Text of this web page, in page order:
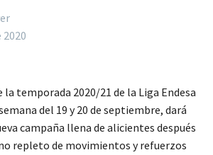
temporada 2020/21 de la Liga Endesa
del 19 y 20 de septiembre, dará
campaña llena de alicientes después
repleto de movimientos y refuerzos